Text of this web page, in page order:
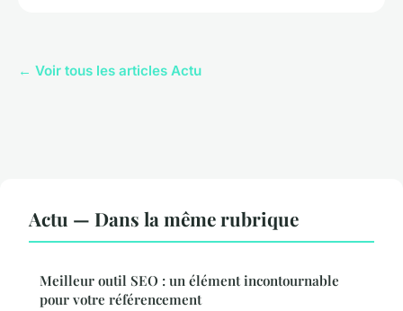
← Voir tous les articles Actu
Actu — Dans la même rubrique
Meilleur outil SEO : un élément incontournable
pour votre référencement